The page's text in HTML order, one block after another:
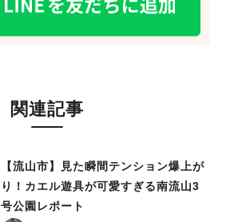
関連記事
【流山市】見た瞬間テンション爆上が
り！カエル遊具が可愛すぎる南流山3
号公園レポート